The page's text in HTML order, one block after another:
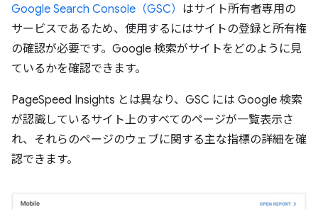
Google Search Console（GSC） はサイト所有者専用の
サービスであるため、使用するにはサイトの登録と所有権
の確認が必要です。Google 検索がサイトをどのように見
ているかを確認できます。
PageSpeed Insights とは異なり、GSC には Google 検索
が認識しているサイト上のすべてのページが一覧表示さ
れ、それらのページのウェブに関する主な指標の詳細を確
認できます。